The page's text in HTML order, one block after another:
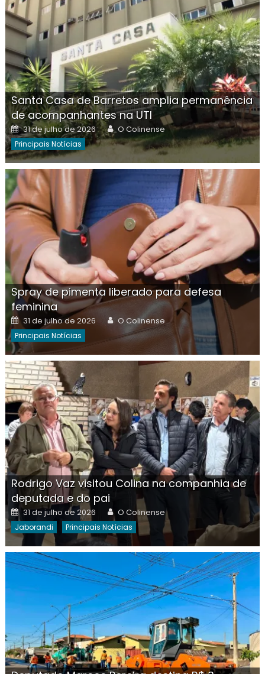
Santa Casa de Barretos amplia permanência
de acompanhantes na UTI
Posted
on
31 de julho de 2026 Author
O Colinense
Principais Notícias
Spray de pimenta liberado para defesa
feminina
Posted
on
31 de julho de 2026 Author
O Colinense
Principais Notícias
Rodrigo Vaz visitou Colina na companhia de
deputada e do pai
Posted
on
31 de julho de 2026 Author
O Colinense
Jaborandi Principais Notícias